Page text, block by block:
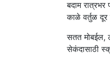
बदाम
काळे वर्तुळ
सतत मोबईल,
सेकंदासाठी